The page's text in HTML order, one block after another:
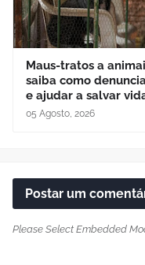
Maus-tratos a
saiba como
e ajudar a salvar
05 Agosto, 2026
Postar um
Please Select Embedded